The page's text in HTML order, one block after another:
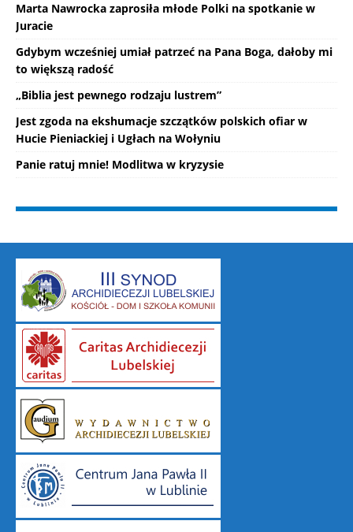
Marta Nawrocka zaprosiła młode Polki na spotkanie w
Juracie
Gdybym wcześniej umiał patrzeć na Pana Boga, dałoby mi
to większą radość
„Biblia jest pewnego rodzaju lustrem”
Jest zgoda na ekshumacje szczątków polskich ofiar w
Hucie Pieniackiej i Ugłach na Wołyniu
Panie ratuj mnie! Modlitwa w kryzysie